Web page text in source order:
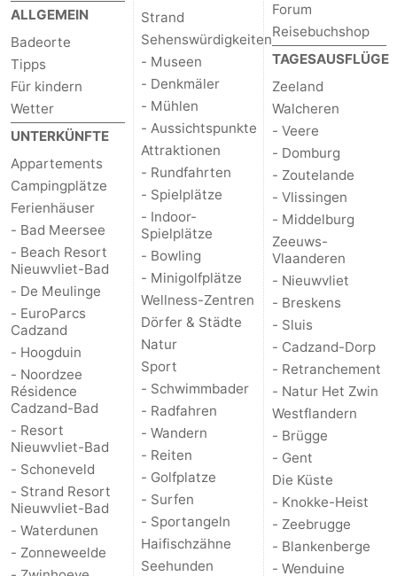
ALLGEMEIN
Badeorte
Tipps
Für kindern
Wetter
UNTERKÜNFTE
Appartements
Campingplätze
Ferienhäuser
- Bad Meersee
- Beach Resort
Nieuwvliet-Bad
- De Meulinge
- EuroParcs
Cadzand
- Hoogduin
- Noordzee
Résidence
Cadzand-Bad
- Resort
Nieuwvliet-Bad
- Schoneveld
- Strand Resort
Nieuwvliet-Bad
- Waterdunen
- Zonneweelde
Strand
Sehenswürdigkeiten
- Museen
- Denkmäler
- Mühlen
- Aussichtspunkte
Attraktionen
- Rundfahrten
- Spielplätze
- Indoor-
Spielplätze
- Bowling
- Minigolfplätze
Wellness-Zentren
Dörfer & Städte
Natur
Sport
- Schwimmbader
- Radfahren
- Wandern
- Reiten
- Golfplatze
- Surfen
- Sportangeln
Haifischzähne
Seehunden
Forum
Reisebuchshop
TAGESAUSFLÜGE
Zeeland
Walcheren
- Veere
- Domburg
- Zoutelande
- Vlissingen
- Middelburg
Zeeuws-
Vlaanderen
- Nieuwvliet
- Breskens
- Sluis
- Cadzand-Dorp
- Retranchement
- Natur Het Zwin
Westflandern
- Brügge
- Gent
Die Küste
- Knokke-Heist
- Zeebrugge
- Blankenberge
- Wenduine